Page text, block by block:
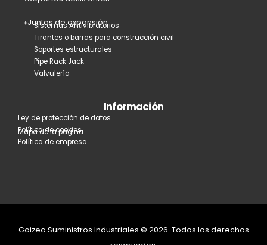
Juntas de expansión
Sistemas Antivibratorios
Tirantes o barras para construcción civil
Soportes estructurales
Pipe Rack Jack
Valvulería
Información
Ley de protección de datos
Política de cookies
Política de empresa
Mapa de la página
Goizea Suministros Industriales © 2026. Todos los derechos